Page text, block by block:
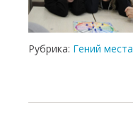
Рубрика: Гений места